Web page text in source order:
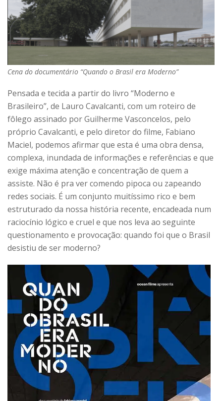
Cena do documentário “Quando o Brasil era Moderno”
Pensada e tecida a partir do livro “Moderno e
Brasileiro”, de Lauro Cavalcanti, com um roteiro de
fôlego assinado por Guilherme Vasconcelos, pelo
próprio Cavalcanti, e pelo diretor do filme, Fabiano
Maciel, podemos afirmar que esta é uma obra densa,
complexa, inundada de informações e referências e que
exige máxima atenção e concentração de quem a
assiste. Não é pra ver comendo pipoca ou zapeando
redes sociais. É um conjunto muitíssimo rico e bem
estruturado da nossa história recente, encadeada num
raciocínio lógico e cruel e que nos leva ao seguinte
questionamento e provocação: quando foi que o Brasil
desistiu de ser moderno?